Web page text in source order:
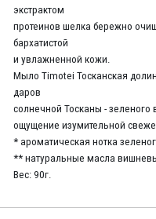
экстрактом
протеинов шелка бережно
бархатистой
и увлажненной кожи.
Мыло Timotei Тосканская
даров
солнечной Тосканы -
ощущение изумительной
* ароматическая нотка
** натуральные масла
Вес: 90г.